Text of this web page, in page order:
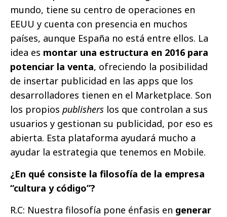
mundo, tiene su centro de operaciones en
EEUU y cuenta con presencia en muchos
países, aunque España no está entre ellos. La
idea es montar una estructura en 2016 para
potenciar la venta, ofreciendo la posibilidad
de insertar publicidad en las apps que los
desarrolladores tienen en el Marketplace. Son
los propios publishers los que controlan a sus
usuarios y gestionan su publicidad, por eso es
abierta. Esta plataforma ayudará mucho a
ayudar la estrategia que tenemos en Mobile.
¿En qué consiste la filosofía de la empresa
“cultura y código”?
R.C: Nuestra filosofía pone énfasis en generar